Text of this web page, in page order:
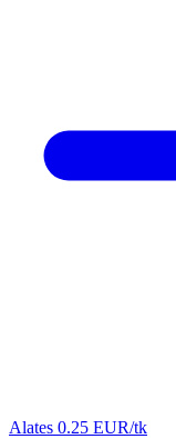
Alates 0.25 EUR/tk